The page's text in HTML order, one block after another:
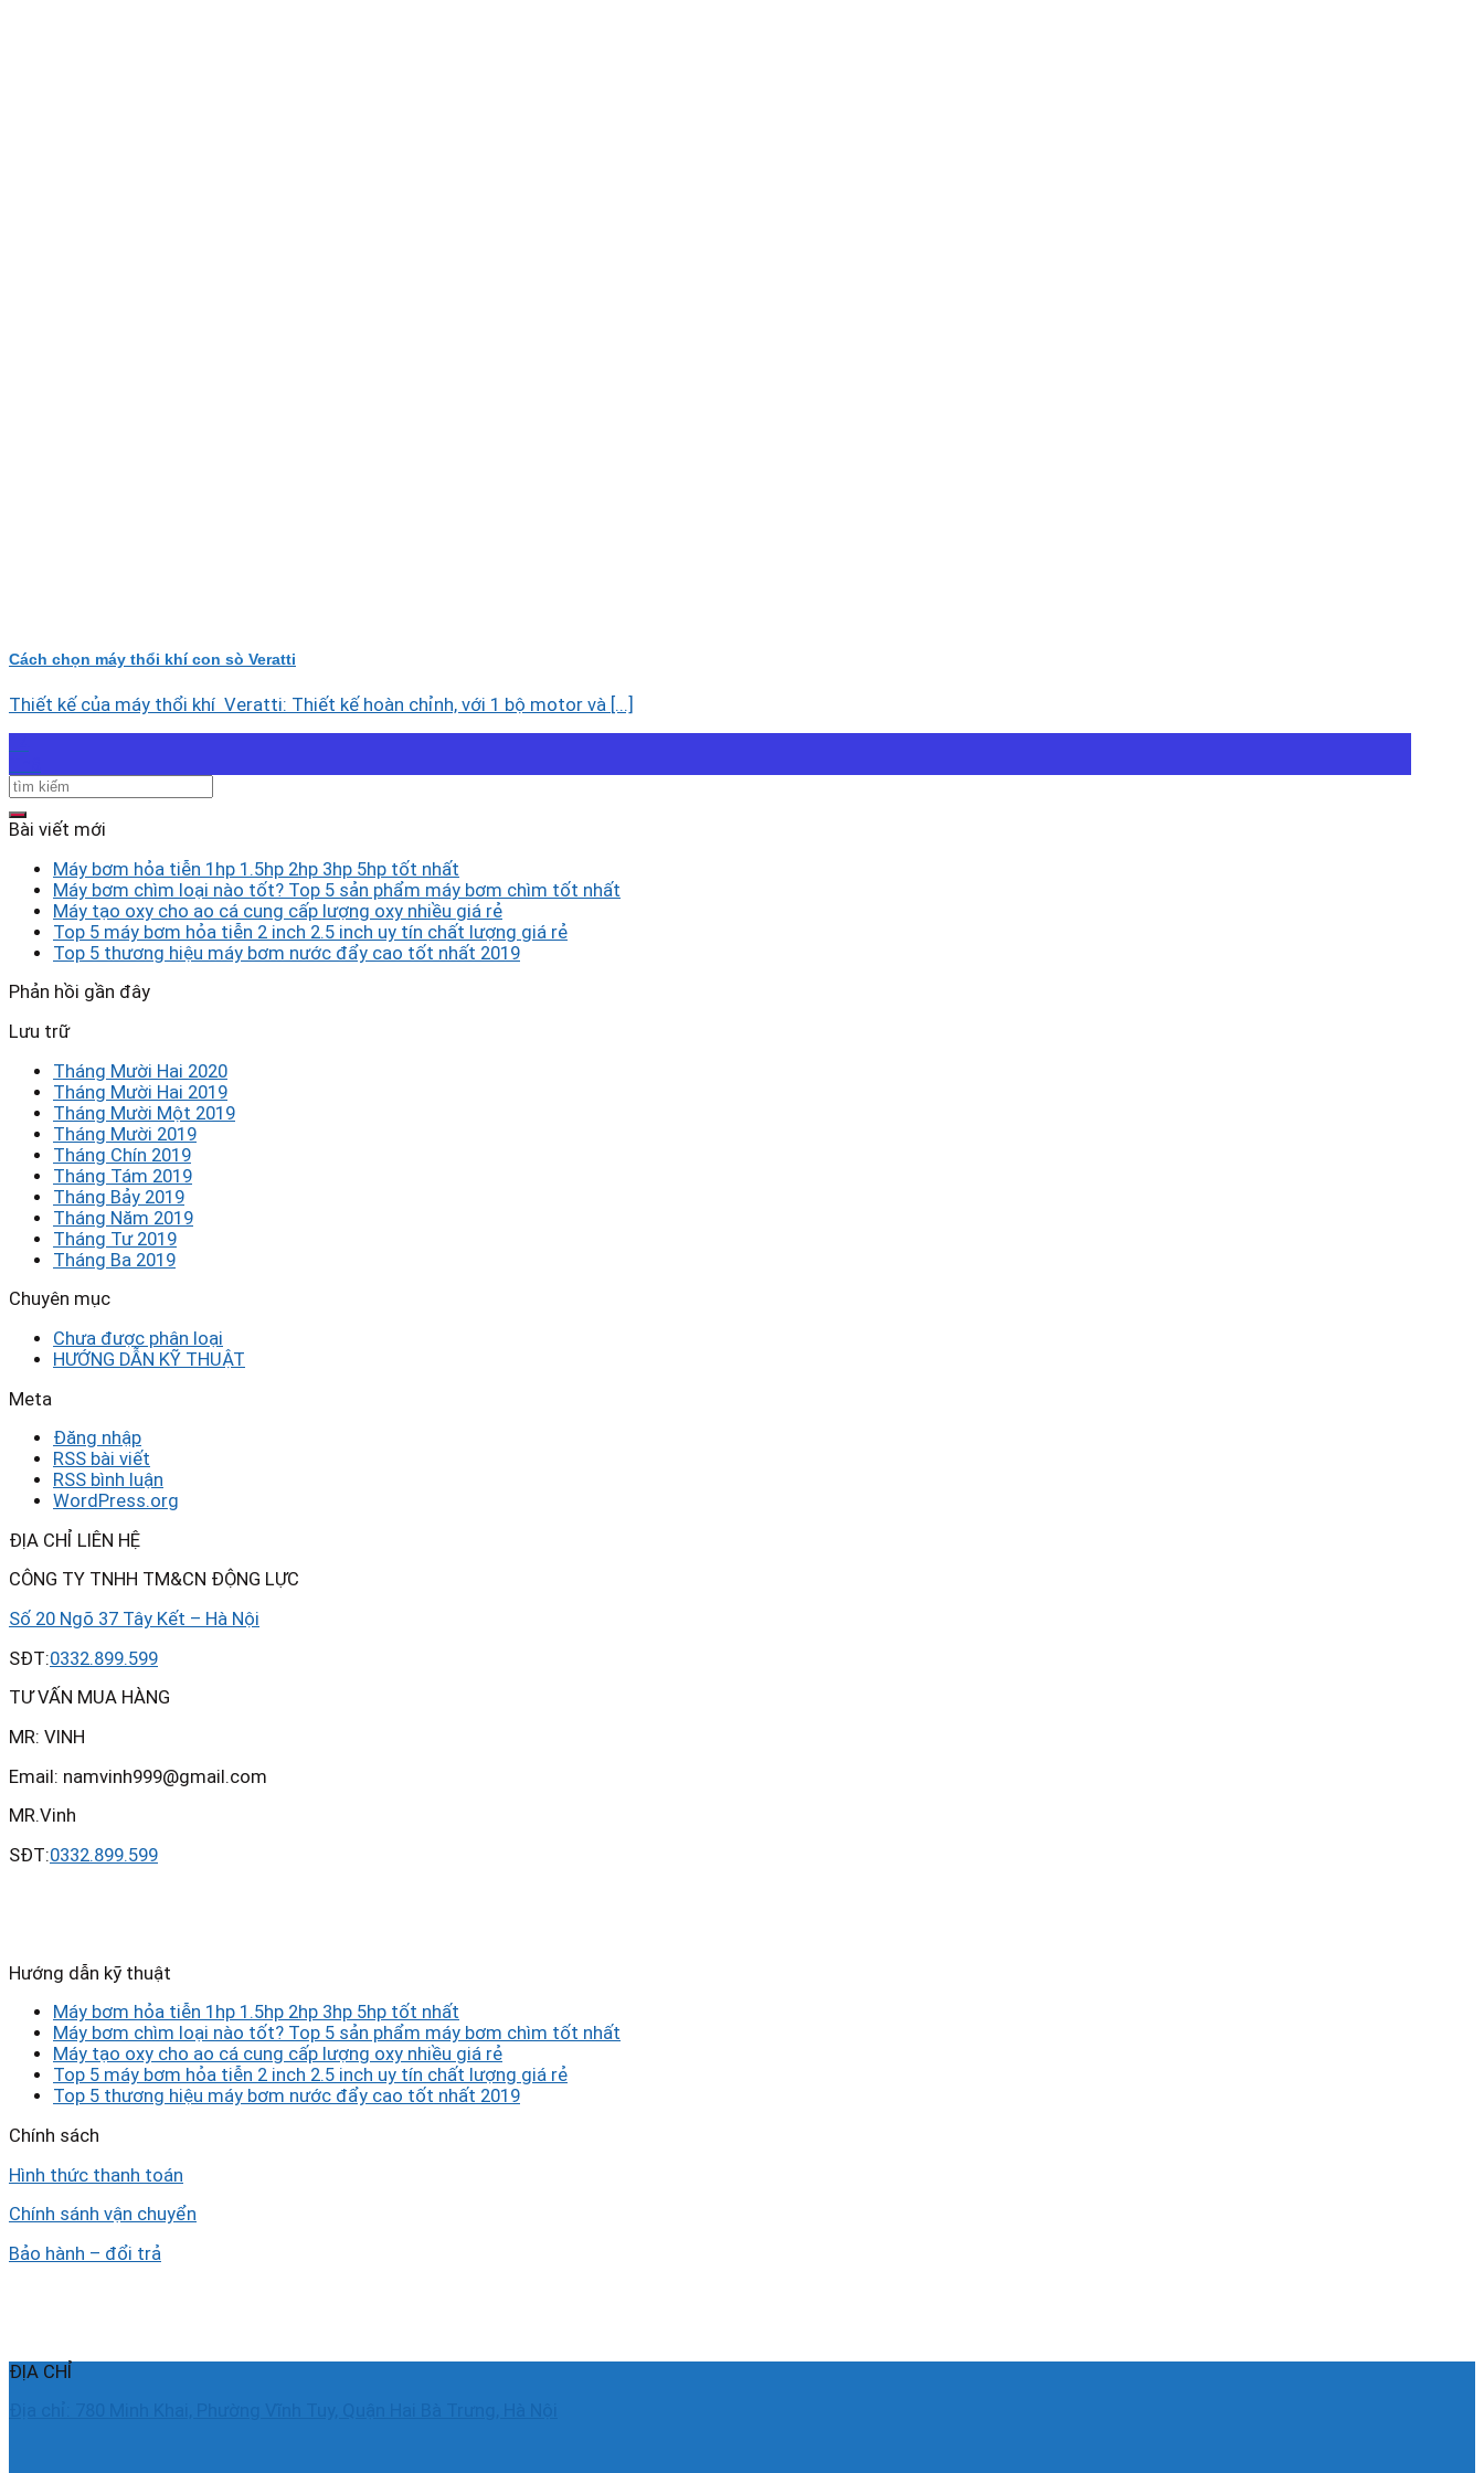
Cách chọn máy thổi khí con sò Veratti
Thiết kế của máy thổi khí Veratti: Thiết kế hoàn chỉnh, với 1 bộ motor và [...]
Bài viết mới
Máy bơm hỏa tiễn 1hp 1.5hp 2hp 3hp 5hp tốt nhất
Máy bơm chìm loại nào tốt? Top 5 sản phẩm máy bơm chìm tốt nhất
Máy tạo oxy cho ao cá cung cấp lượng oxy nhiều giá rẻ
Top 5 máy bơm hỏa tiễn 2 inch 2.5 inch uy tín chất lượng giá rẻ
Top 5 thương hiệu máy bơm nước đẩy cao tốt nhất 2019
Phản hồi gần đây
Lưu trữ
Tháng Mười Hai 2020
Tháng Mười Hai 2019
Tháng Mười Một 2019
Tháng Mười 2019
Tháng Chín 2019
Tháng Tám 2019
Tháng Bảy 2019
Tháng Năm 2019
Tháng Tư 2019
Tháng Ba 2019
Chuyên mục
Chưa được phân loại
HƯỚNG DẪN KỸ THUẬT
Meta
Đăng nhập
RSS bài viết
RSS bình luận
WordPress.org
ĐỊA CHỈ LIÊN HỆ
CÔNG TY TNHH TM&CN ĐỘNG LỰC
Số 20 Ngõ 37 Tây Kết – Hà Nội
SĐT:0332.899.599
TƯ VẤN MUA HÀNG
MR: VINH
Email: namvinh999@gmail.com
MR.Vinh
SĐT:0332.899.599
Hướng dẫn kỹ thuật
Máy bơm hỏa tiễn 1hp 1.5hp 2hp 3hp 5hp tốt nhất
Máy bơm chìm loại nào tốt? Top 5 sản phẩm máy bơm chìm tốt nhất
Máy tạo oxy cho ao cá cung cấp lượng oxy nhiều giá rẻ
Top 5 máy bơm hỏa tiễn 2 inch 2.5 inch uy tín chất lượng giá rẻ
Top 5 thương hiệu máy bơm nước đẩy cao tốt nhất 2019
Chính sách
Hình thức thanh toán
Chính sánh vận chuyển
Bảo hành – đổi trả
ĐỊA CHỈ